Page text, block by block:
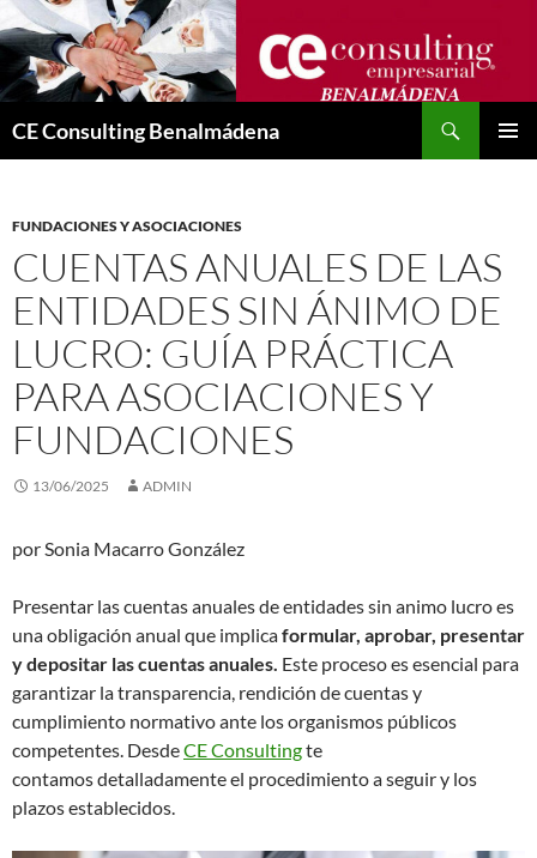
Saltar
al
contenido
CE Consulting Benalmádena
FUNDACIONES Y ASOCIACIONES
CUENTAS ANUALES DE LAS
ENTIDADES SIN ÁNIMO DE
LUCRO: GUÍA PRÁCTICA
PARA ASOCIACIONES Y
FUNDACIONES
13/06/2025 ADMIN
por Sonia Macarro González
Presentar las cuentas anuales de entidades sin animo lucro es
una obligación anual que implicaformular, aprobar, presentar
y depositar las cuentas anuales. Este proceso es esencial para
garantizar la transparencia, rendición de cuentas y
cumplimiento normativo ante los organismos públicos
competentes. DesdeCE Consultingte
contamos detalladamente el procedimiento a seguir y los
plazos establecidos.